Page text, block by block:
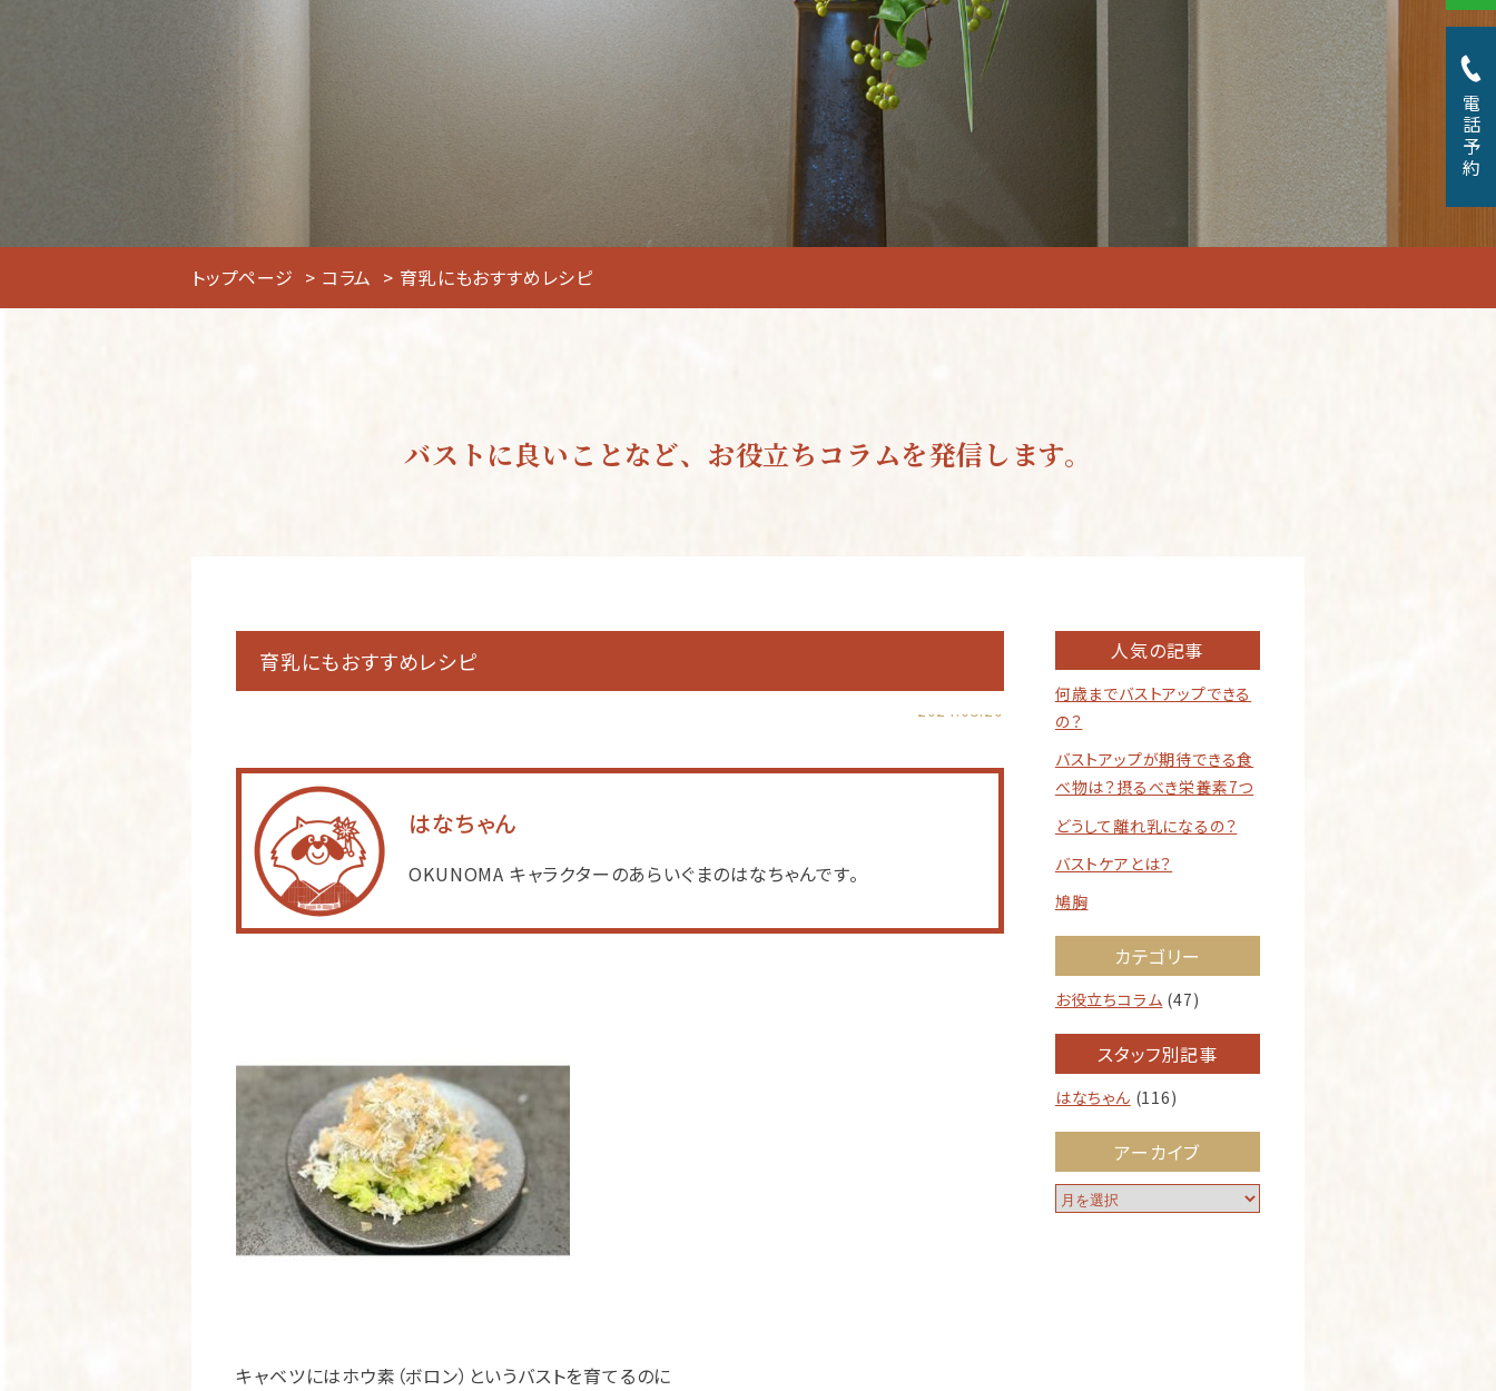
トップページ コラム 育乳にもおすすめレシピ
バストに良いことなど、 お役立ちコラムを発信します。
育乳にもおすすめレシピ
2024.05.20
はなちゃん
OKUNOMA キャラクターのあらいぐまのはなちゃんです。
キャベツにはホウ素（ボロン）というバストを育てるのに
人気の記事
何歳までバストアップできる
の？
バストアップが期待できる食
べ物は？摂るべき栄養素7つ
どうして離れ乳になるの？
バストケアとは？
鳩胸
カテゴリー
お役立ちコラム (47)
スタッフ別記事
はなちゃん (116)
アーカイブ
電話予約